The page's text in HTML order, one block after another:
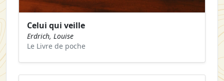
Celui qui veille
Erdrich, Louise
Le Livre de poche